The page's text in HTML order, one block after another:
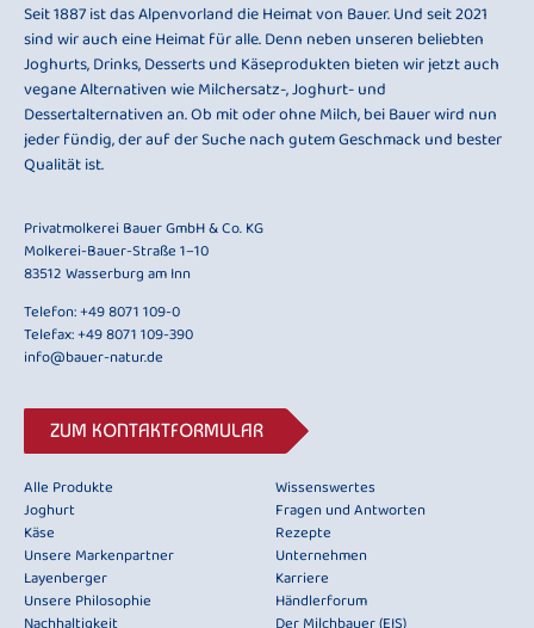
Seit 1887 ist das Alpenvorland die Heimat von Bauer. Und seit 2021
sind wir auch eine Heimat für alle. Denn neben unseren beliebten
Joghurts, Drinks, Desserts und Käseprodukten bieten wir jetzt auch
vegane Alternativen wie Milchersatz-, Joghurt- und
Dessertalternativen an. Ob mit oder ohne Milch, bei Bauer wird nun
jeder fündig, der auf der Suche nach gutem Geschmack und bester
Qualität ist.
Privatmolkerei Bauer GmbH & Co. KG
Molkerei-Bauer-Straße 1–10
83512 Wasserburg am Inn
Telefon:+49 8071 109-0
Telefax: +49 8071 109-390
info@bauer-natur.de
ZUM KONTAKTFORMULAR
Alle Produkte
Joghurt
Käse
Unsere Markenpartner
Layenberger
Unsere Philosophie
Wissenswertes
Fragen und Antworten
Rezepte
Unternehmen
Karriere
Händlerforum